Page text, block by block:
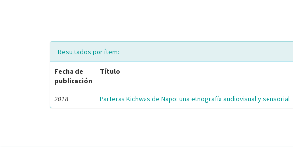
Resultados por ítem:
Fecha de
publicación
Título
2018 Parteras Kichwas de Napo: una etnografía audiovisual y sensorial